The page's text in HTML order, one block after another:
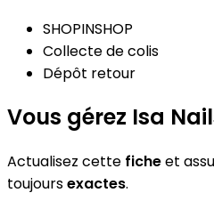
SHOPINSHOP
Collecte de colis
Dépôt retour
Vous gérez Isa
Actualisez cette ficheet
toujoursexactes.